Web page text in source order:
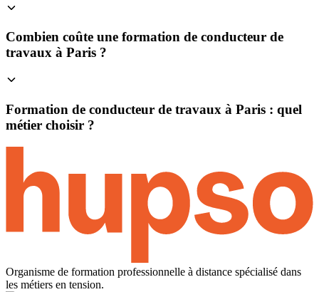
Combien coûte une formation de conducteur de
travaux à Paris ?
Formation de conducteur de travaux à Paris : quel
métier choisir ?
Organisme de formation professionnelle à distance spécialisé dans
les métiers en tension.